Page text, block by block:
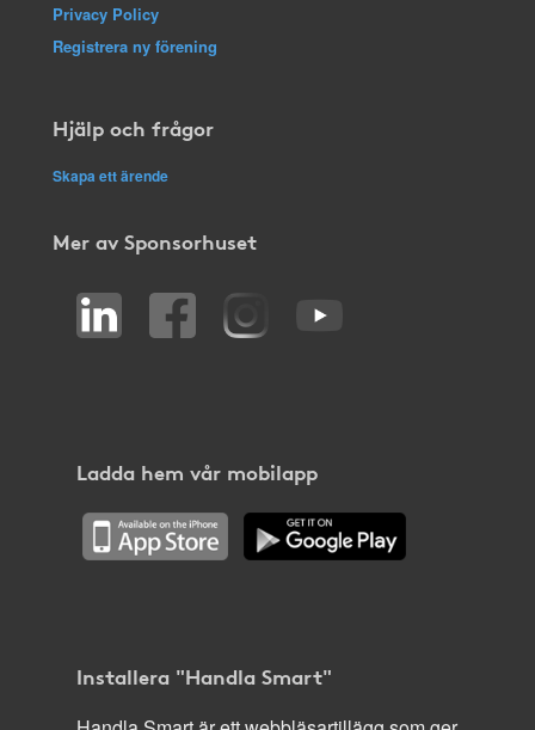
Privacy Policy
Registrera ny förening
Hjälp och frågor
Skapa ett ärende
Mer av Sponsorhuset
Ladda hem vår mobilapp
Installera "Handla Smart"